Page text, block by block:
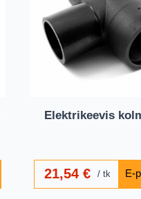
Elektrikeevis
21,54 € tk